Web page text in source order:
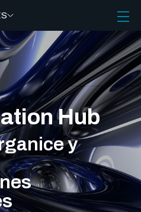
Hub
y